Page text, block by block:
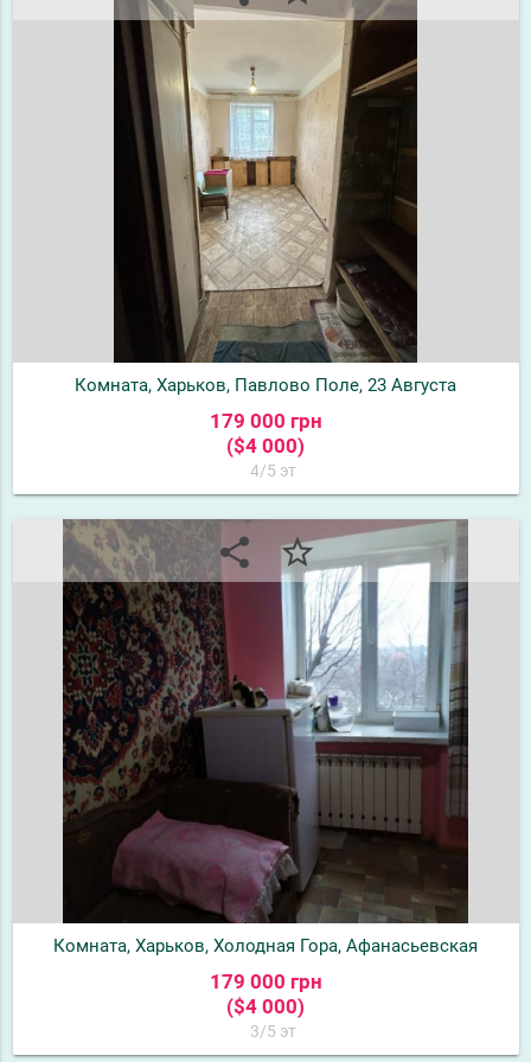
Комната, Харьков, Павлово Поле, 23 Августа
179 000 грн
($4 000)
4/5 эт
share star_border
Комната, Харьков, Холодная Гора, Афанасьевская
179 000 грн
($4 000)
3/5 эт